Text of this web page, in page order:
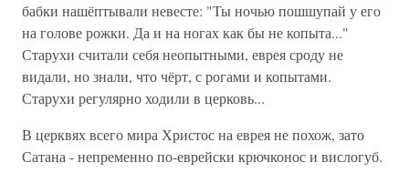
бабки нашёптывали невесте: "Ты ночью пошшупай у его
на голове рожки. Да и на ногах как бы не копыта..."
Старухи считали себя неопытными, еврея сроду не
видали, но знали, что чёрт, с рогами и копытами.
Старухи регулярно ходили в церковь...
В церквях всего мира Христос на еврея не похож, зато
Сатана - непременно по-еврейски крючконос и вислогуб.